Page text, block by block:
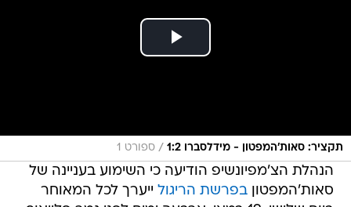
תקציר: סאות'המפטון - מידלסברו 1:2 / ספורט 1
הנהלת הצ'מפיונשיפ הודיעה כי השימוע בעניינה של
סאות'המפטוןבפרשת הריגול ייערך לכל המאוחר